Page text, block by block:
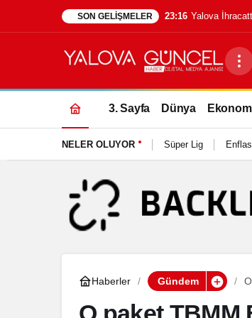
SON GELIŞMELER 23:16 Yalova
3. Sayfa Dünya
NELER OLUYOR Süper Lig
Haberler Gündem